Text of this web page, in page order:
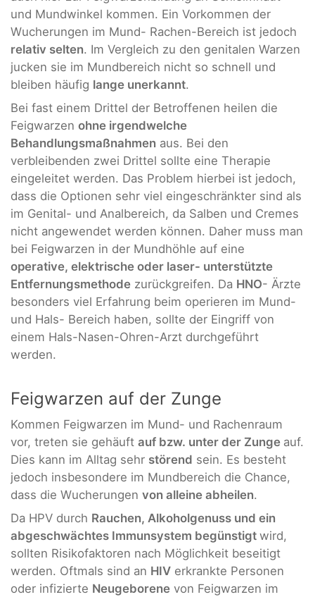
und Mundwinkel kommen. Ein Vorkommen der
Wucherungen im Mund- Rachen-Bereich ist jedoch
relativ selten. Im Vergleich zu den genitalen Warzen
jucken sie im Mundbereich nicht so schnell und
bleiben häufig lange unerkannt.
Bei fast einem Drittel der Betroffenen heilen die
Feigwarzen ohne irgendwelche
Behandlungsmaßnahmen aus. Bei den
verbleibenden zwei Drittel sollte eine Therapie
eingeleitet werden. Das Problem hierbei ist jedoch,
dass die Optionen sehr viel eingeschränkter sind als
im Genital- und Analbereich, da Salben und Cremes
nicht angewendet werden können. Daher muss man
bei Feigwarzen in der Mundhöhle auf eine
operative, elektrische oder laser- unterstützte
Entfernungsmethode zurückgreifen. Da HNO- Ärzte
besonders viel Erfahrung beim operieren im Mund-
und Hals- Bereich haben, sollte der Eingriff von
einem Hals-Nasen-Ohren-Arzt durchgeführt
werden.
Feigwarzen auf der Zunge
Kommen Feigwarzen im Mund- und Rachenraum
vor, treten sie gehäuft auf bzw. unter der Zunge auf.
Dies kann im Alltag sehr störend sein. Es besteht
jedoch insbesondere im Mundbereich die Chance,
dass die Wucherungen von alleine abheilen.
Da HPV durch Rauchen, Alkoholgenuss und ein
abgeschwächtes Immunsystem begünstigt wird,
sollten Risikofaktoren nach Möglichkeit beseitigt
werden. Oftmals sind an HIV erkrankte Personen
oder infizierte Neugeborene von Feigwarzen im